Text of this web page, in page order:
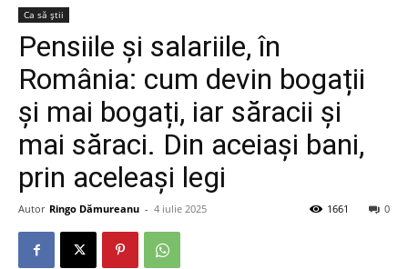
Ca să știi
Pensiile și salariile, în
România: cum devin bogații
și mai bogați, iar săracii și
mai săraci. Din aceiași bani,
prin aceleași legi
Autor Ringo Dămureanu - 4 iulie 2025 0
1661